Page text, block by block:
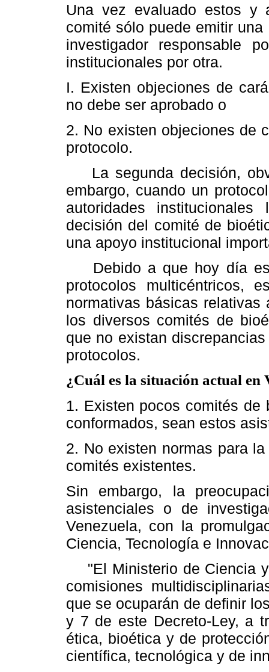
Una vez evaluado estos y
comité sólo puede emitir
investigador responsable
institucionales por otra.
I. Existen objeciones de
no debe ser aprobado o
2. No existen objeciones de
protocolo.
La segunda decisión,
embargo, cuando un
autoridades
decisión del comité de
una apoyo institucional
Debido a que hoy día es
protocolos multicéntricos,
normativas básicas
los diversos comités de
que no existan
protocolos.
¿Cuál es la situación actual en
1. Existen pocos comités de
conformados, sean estos
2. No existen normas para
comités existentes.
Sin embargo, la
asistenciales o de
Venezuela, con la
Ciencia, Tecnología e
"El Ministerio de Ciencia y
comisiones
que se ocuparán de definir
y 7 de este Decreto-Ley, a
ética, bioética y de
científica, tecnológica y de